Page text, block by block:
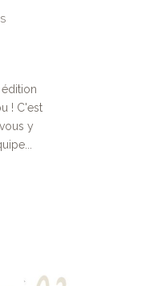
! C'est
y